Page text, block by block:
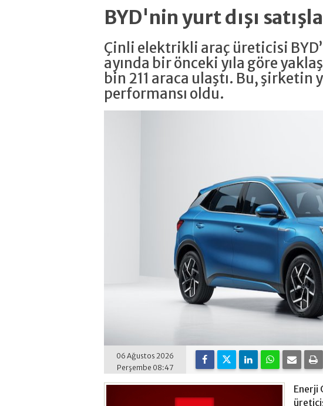
BYD'nin yurt dışı
Çinli elektrikli araç üreticisi
ayında bir önceki yıla göre
bin 211 araca ulaştı. Bu, şirketin
performansı oldu.
06 Ağustos 2026
Perşembe 08:47
Enerji